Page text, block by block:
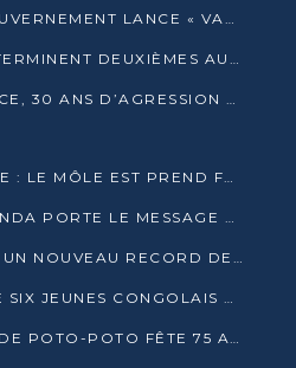
BURKINA FASO : LE GOUVERNEMENT LANCE « VACANCES UTILES 2026 » POUR FORMER LES ÉLÈVES À 15 MÉTIERS
LES DIABLES ROUGES TERMINENT DEUXIÈMES AU CHAMPIONNAT D’AFRIQUE ZONE 3
66 ANS D’INDEPENDANCE, 30 ANS D’AGRESSION RWAN DAISE : 4 PRESIDENCES, UN ECHEC COLLECTIF
FORME ET VISE LES GÉANTS DES MERS
CONSTANT SERGE BOUNDA PORTE LE MESSAGE DE COMPASSION DE DENIS SASSOU NGUESSO EN IRAN
CONGO TERMINAL BAT UN NOUVEAU RECORD DE PRODUCTIVITÉ AU PORT DE POINTE-NOIRE
LA SNPC ACCOMPAGNE SIX JEUNES CONGOLAIS AUX OLYMPIADES PANAFRICAINES DE MATHÉMATIQUES
L’ÉCOLE DE PEINTURE DE POTO-POTO FÊTE 75 ANS AU SERVICE DE L’ART CONGOLAIS